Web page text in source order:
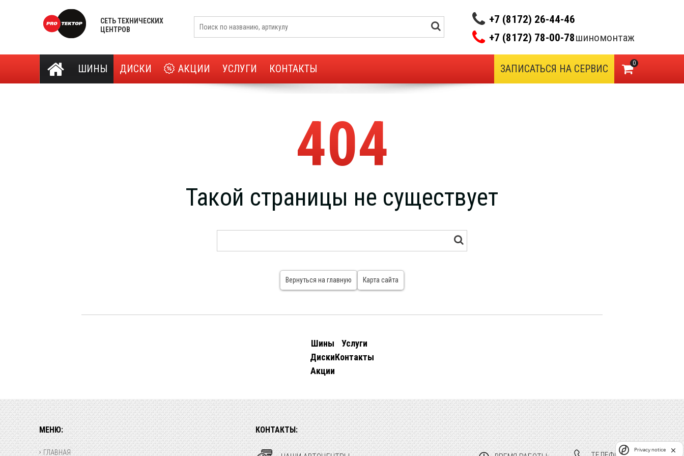
СЕТЬ ТЕХНИЧЕСКИХ
ЦЕНТРОВ
+7 (8172) 26-44-46
+7 (8172) 78-00-78шиномонтаж
ШИНЫ ДИСКИ АКЦИИ УСЛУГИ КОНТАКТЫ 0
ЗАПИСАТЬСЯ НА СЕРВИС
404
Такой страницы не существует
Вернуться на главную Карта сайта
Шины
Диски
Акции
Услуги
Контакты
МЕНЮ:
ГЛАВНАЯ
КОНТАКТЫ:
Privacy notice